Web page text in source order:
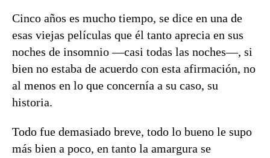
Cinco años es mucho tiempo, se dice en una de
esas viejas películas que él tanto aprecia en sus
noches de insomnio —casi todas las noches—, si
bien no estaba de acuerdo con esta afirmación, no
al menos en lo que concernía a su caso, su
historia.
Todo fue demasiado breve, todo lo bueno le supo
más bien a poco, en tanto la amargura se